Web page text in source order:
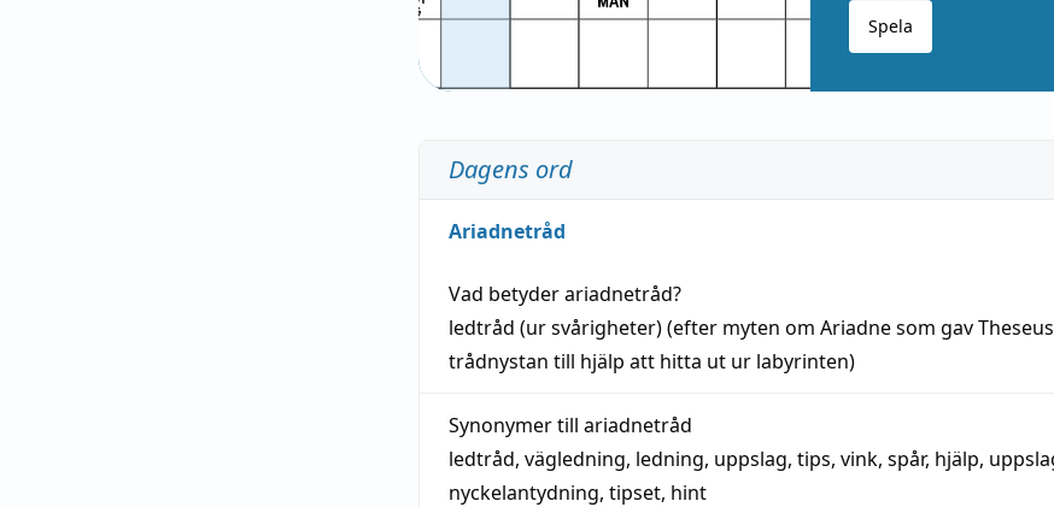
Spela
Dagens ord
Ariadnetråd
Vad betyderariadnetråd?
ledtråd (ur svårigheter) (efter myten om Ariadne som gav
trådnystan till hjälp att hitta ut ur labyrinten)
Synonymer till ariadnetråd
ledtråd, vägledning, ledning, uppslag, tips, vink, spår, hjälp,
nyckelantydning, tipset, hint